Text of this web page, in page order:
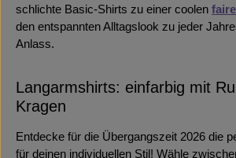
schlichte Basic-Shirts zu einer coolen
den entspannten Alltagslook zu jeder
Anlass.
Langarmshirts: einfarbig mit
Kragen
Entdecke für die Übergangszeit 2026 die
für deinen individuellen Stil! Wähle